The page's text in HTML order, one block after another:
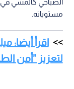
الصباحي كالمشي
مستوياته.
اقرأ أيضا:
لتعزيز "أمن